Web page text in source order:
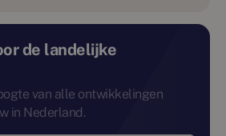
de landelijke
van alle ontwikkelingen
in Nederland.